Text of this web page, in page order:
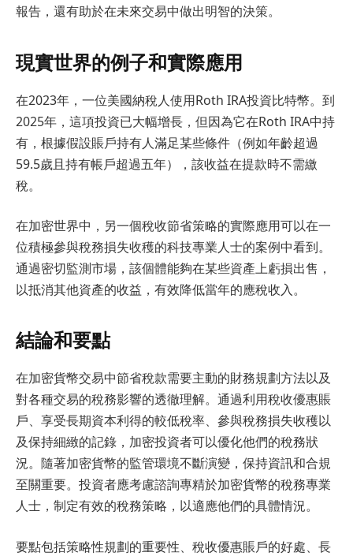
報告，還有助於在未來交易中做出明智的決策。
現實世界的例子和實際應用
在2023年，一位美國納稅人使用Roth IRA投資比特幣。到
2025年，這項投資已大幅增長，但因為它在Roth IRA中持
有，根據假設賬戶持有人滿足某些條件（例如年齡超過
59.5歲且持有帳戶超過五年），該收益在提款時不需繳
稅。
在加密世界中，另一個稅收節省策略的實際應用可以在一
位積極參與稅務損失收穫的科技專業人士的案例中看到。
通過密切監測市場，該個體能夠在某些資產上虧損出售，
以抵消其他資產的收益，有效降低當年的應稅收入。
結論和要點
在加密貨幣交易中節省稅款需要主動的財務規劃方法以及
對各種交易的稅務影響的透徹理解。通過利用稅收優惠賬
戶、享受長期資本利得的較低稅率、參與稅務損失收穫以
及保持細緻的記錄，加密投資者可以優化他們的稅務狀
況。隨著加密貨幣的監管環境不斷演變，保持資訊和合規
至關重要。投資者應考慮諮詢專精於加密貨幣的稅務專業
人士，制定有效的稅務策略，以適應他們的具體情況。
要點包括策略性規劃的重要性、稅收優惠賬戶的好處、長